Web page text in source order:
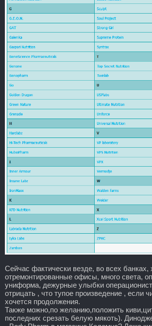
Сейчас фактически везде, во всех банках,
отремонтированные офисы, много света,
униформа, дежурные улыбки
отрицать , что тупое произведение , если
хочется продолжения.
Также можно,по желанию,положить
последних срезать белую мякоть).